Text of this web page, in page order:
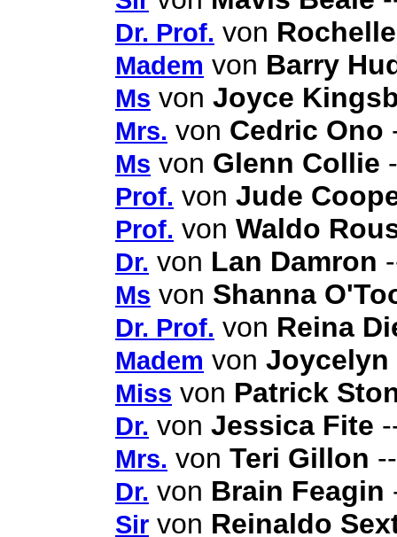
Dr. Prof. von
Madem von Barry
Ms von Joyce
Mrs. von Cedric Ono
Ms von Glenn Collie
Prof. von Jude
Prof. von Waldo
Dr. von Lan Damron
Ms von Shanna
Dr. Prof. von Reina
Madem von Joycelyn
Miss von Patrick
Dr. von Jessica Fite
Mrs. von Teri Gillon
Dr. von Brain Feagin
Sir von Reinaldo